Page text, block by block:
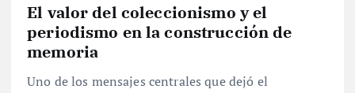
El valor del coleccionismo y el
periodismo en la construcción de
memoria
Uno de los mensajes centrales que dejó el